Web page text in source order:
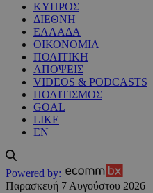
ΚΥΠΡΟΣ
ΔΙΕΘΝΗ
ΕΛΛΑΔΑ
ΟΙΚΟΝΟΜΙΑ
ΠΟΛΙΤΙΚΗ
ΑΠΟΨΕΙΣ
VIDEOS & PODCASTS
ΠΟΛΙΤΙΣΜΟΣ
GOAL
LIKE
EN
Powered by:
Παρασκευή 7 Αυγούστου 2026